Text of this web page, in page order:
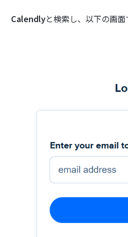
Calendlyと検索し、以下の画面